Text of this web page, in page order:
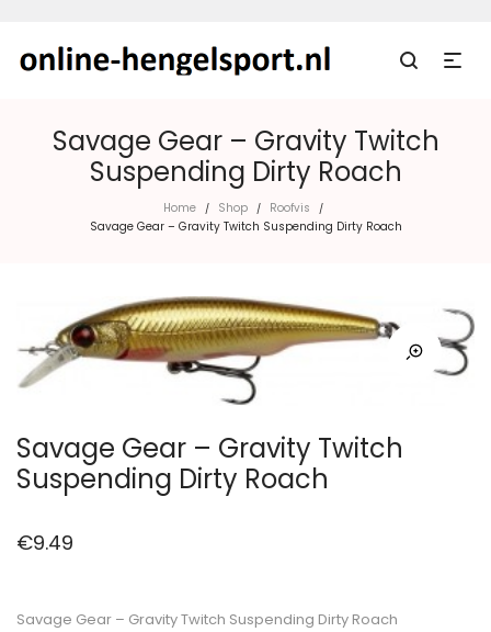
Savage Gear – Gravity Twitch
Suspending Dirty Roach
Home / Shop / Roofvis /
Savage Gear – Gravity Twitch Suspending Dirty Roach
Savage Gear – Gravity Twitch
Suspending Dirty Roach
€9.49
Savage Gear – Gravity Twitch Suspending Dirty Roach